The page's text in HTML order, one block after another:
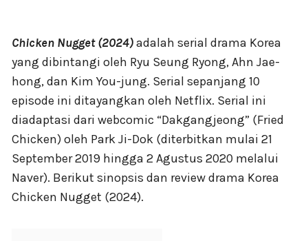
Chicken Nugget (2024)adalah serial drama Korea
yang dibintangi oleh Ryu Seung Ryong, Ahn Jae-
hong, dan Kim You-jung. Serial sepanjang 10
episode ini ditayangkan oleh Netflix. Serial ini
diadaptasi dari webcomic “Dakgangjeong” (Fried
Chicken) oleh Park Ji-Dok (diterbitkan mulai 21
September 2019 hingga 2 Agustus 2020 melalui
Naver). Berikut sinopsis dan review drama Korea
Chicken Nugget (2024).